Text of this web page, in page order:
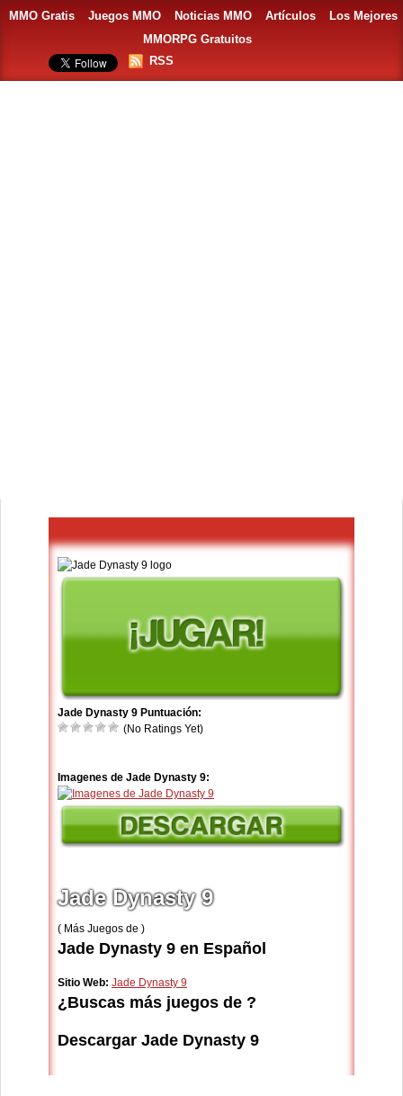
MMO Gratis Juegos MMO Noticias MMO Artículos
Los Mejores
MMORPG Gratuitos
RSS
Jade Dynasty 9 Puntuación:
(No Ratings Yet)
Imagenes de Jade Dynasty 9:
Jade Dynasty 9
( Más Juegos de )
Jade Dynasty 9 en Español
Sitio Web: Jade Dynasty 9
¿Buscas más juegos de ?
Descargar Jade Dynasty 9